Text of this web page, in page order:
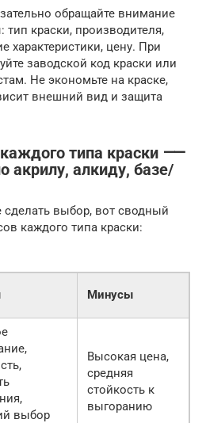
обращайте внимание
краски, производителя,
характеристики, цену. При
заводской код краски или
Не экономьте на краске,
внешний вид и защита
типа краски ⸺
акрилу, алкиду, базе/
выбор, вот сводный
каждого типа краски:
Минусы
выбор
Высокая цена,
средняя
стойкость к
выгоранию